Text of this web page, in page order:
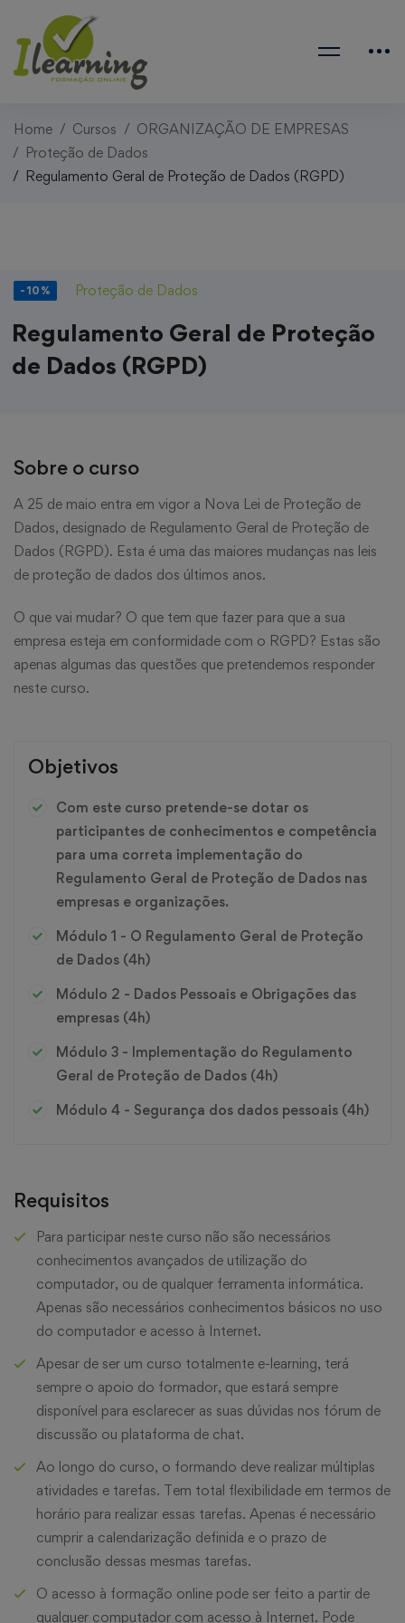
Home Cursos
ORGANIZAÇÃO DE EMPRESAS
Proteção de Dados
Regulamento Geral de Proteção de Dados (RGPD)
-10% Proteção de Dados
Regulamento Geral de Proteção
de Dados (RGPD)
Sobre o curso
A 25 de maio entra em vigor a Nova Lei de Proteção de
Dados, designado de Regulamento Geral de Proteção de
Dados (RGPD). Esta é uma das maiores mudanças nas leis
de proteção de dados dos últimos anos.
O que vai mudar? O que tem que fazer para que a sua
empresa esteja em conformidade com o RGPD? Estas são
apenas algumas das questões que pretendemos responder
neste curso.
Objetivos
Com este curso pretende-se dotar os
participantes de conhecimentos e competência
para uma correta implementação do
Regulamento Geral de Proteção de Dados nas
empresas e organizações.
Módulo 1 - O Regulamento Geral de Proteção
de Dados (4h)
Módulo 2 - Dados Pessoais e Obrigações das
empresas (4h)
Módulo 3 - Implementação do Regulamento
Geral de Proteção de Dados (4h)
Módulo 4 - Segurança dos dados pessoais (4h)
Requisitos
Para participar neste curso não são necessários
conhecimentos avançados de utilização do
computador, ou de qualquer ferramenta informática.
Apenas são necessários conhecimentos básicos no uso
do computador e acesso à Internet.
Apesar de ser um curso totalmente e-learning, terá
sempre o apoio do formador, que estará sempre
disponível para esclarecer as suas dúvidas nos fórum de
discussão ou plataforma de chat.
Ao longo do curso, o formando deve realizar múltiplas
atividades e tarefas. Tem total flexibilidade em termos de
horário para realizar essas tarefas. Apenas é necessário
cumprir a calendarização definida e o prazo de
conclusão dessas mesmas tarefas.
O acesso à formação online pode ser feito a partir de
qualquer computador com acesso à Internet. Pode